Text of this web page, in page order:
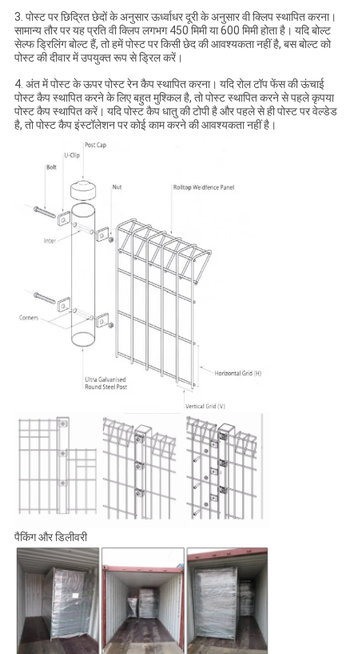
3. पोस्ट पर छिद्रित छेदों के अनुसार ऊर्ध्वाधर दूरी के अनुसार वी क्लिप स्थापित करना।
सामान्य तौर पर यह प्रति वी क्लिप लगभग 450 मिमी या 600 मिमी होता है। यदि बोल्ट
सेल्फ ड्रिलिंग बोल्ट हैं, तो हमें पोस्ट पर किसी छेद की आवश्यकता नहीं है, बस बोल्ट को
पोस्ट की दीवार में उपयुक्त रूप से ड्रिल करें।
4. अंत में पोस्ट के ऊपर पोस्ट रेन कैप स्थापित करना। यदि रोल टॉप फेंस की ऊंचाई
पोस्ट कैप स्थापित करने के लिए बहुत मुश्किल है, तो पोस्ट स्थापित करने से पहले कृपया
पोस्ट कैप स्थापित करें। यदि पोस्ट कैप धातु की टोपी है और पहले से ही पोस्ट पर वेल्डेड
है, तो पोस्ट कैप इंस्टॉलेशन पर कोई काम करने की आवश्यकता नहीं है।
पैकिंग और डिलीवरी